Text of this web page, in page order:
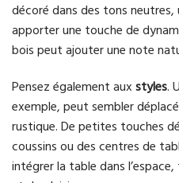
décoré dans des tons
apporter une touche de
bois peut ajouter une note
Pensez également aux styles.
exemple, peut sembler
rustique. De petites touches
coussins ou des centres de
intégrer la table dans